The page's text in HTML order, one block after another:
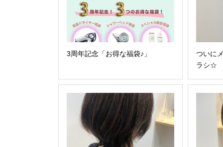
3周年記念「お得な福袋♪」
ついに
ラシ☆